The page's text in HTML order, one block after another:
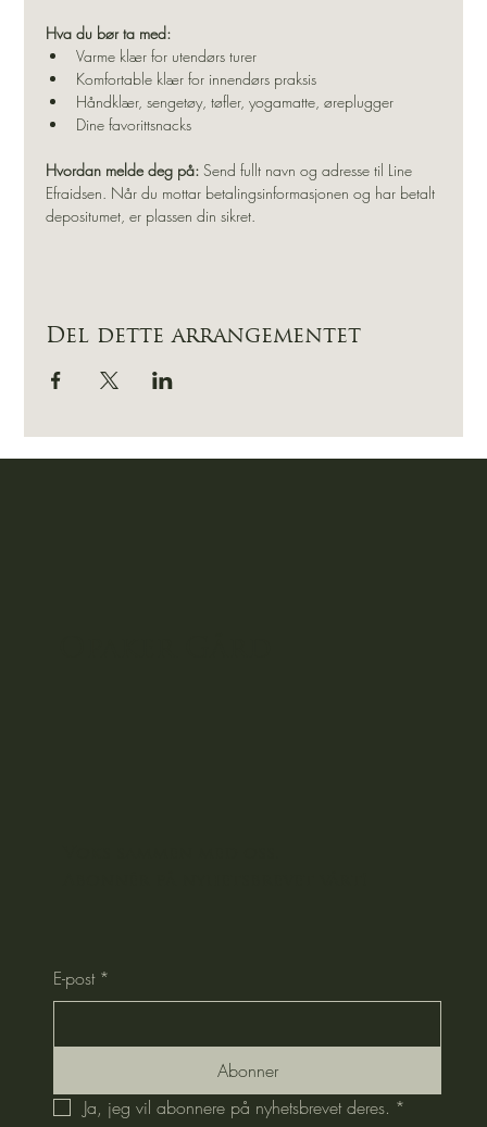
Hva du bør ta med:
Varme klær for utendørs turer
Komfortable klær for innendørs praksis
Håndklær, sengetøy, tøfler, yogamatte, øreplugger
Dine favorittsnacks
Hvordan melde deg på: Send fullt navn og adresse til Line
Efraidsen. Når du mottar betalingsinformasjonen og har betalt
depositumet, er plassen din sikret.
Del dette arrangementet
E-post *
Abonner
Ja, jeg vil abonnere på nyhetsbrevet deres. *